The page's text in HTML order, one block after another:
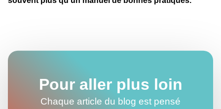
Pour aller plus loin
Chaque article du blog est pensé